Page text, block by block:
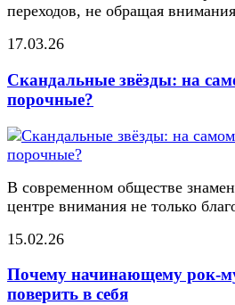
переходов, не обращая
17.03.26
Скандальные звёзды: на
порочные?
В современном обществе
центре внимания не только
15.02.26
Почему начинающему рок-
поверить в себя